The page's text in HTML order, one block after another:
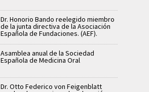
Dr. Honorio Bando reelegido miembro
de la junta directiva de la Asociación
Española de Fundaciones. (AEF).
Asamblea anual de la Sociedad
Española de Medicina Oral
Dr. Otto Federico von Feigenblatt